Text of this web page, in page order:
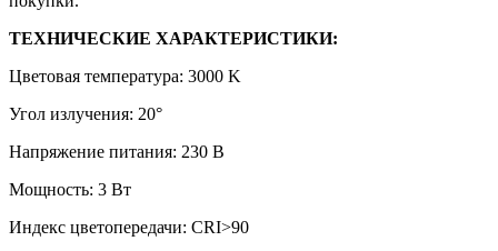
ТЕХНИЧЕСКИЕ ХАРАКТЕРИСТИКИ:
Цветовая температура: 3000 K
Угол излучения: 20°
Напряжение питания: 230 В
Мощность: 3 Вт
Индекс цветопередачи: CRI>90